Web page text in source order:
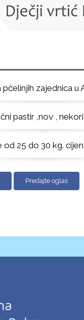
zajednica u
pastir ,nov ,
od 25 do 30 kg.
Predajte oglas